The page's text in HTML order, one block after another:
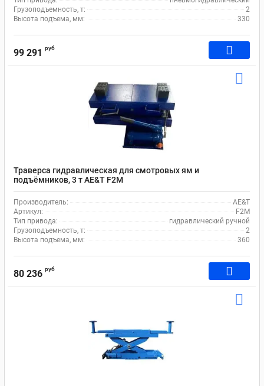
Грузоподъемность, т:
2
Высота подъема, мм:
330
99 291 руб
Траверса гидравлическая для смотровых ям и
подъёмников, 3 т AE&T F2M
Производитель:
AE&T
Артикул:
F2M
Тип привода:
гидравлический ручной
Грузоподъемность, т:
2
Высота подъема, мм:
360
80 236 руб